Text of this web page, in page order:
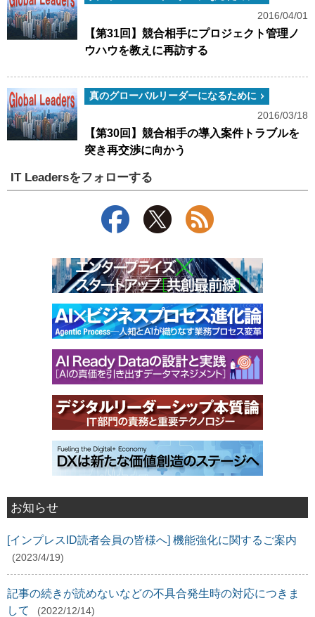
2016/04/01
【第31回】競合相手にプロジェクト管理ノ
ウハウを教えに再訪する
真のグローバルリーダーになるために
2016/03/18
【第30回】競合相手の導入案件トラブルを
突き再交渉に向かう
IT Leadersをフォローする
お知らせ
[インプレスID読者会員の皆様へ] 機能強化に関するご案内
(2023/4/19)
記事の続きが読めないなどの不具合発生時の対応につきま
して
(2022/12/14)